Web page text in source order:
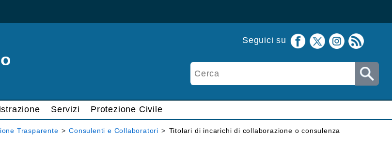
Seguici su
Servizi Protezione Civile
Trasparente > Consulenti e Collaboratori > Titolari di incarichi di collaborazione o consulenza